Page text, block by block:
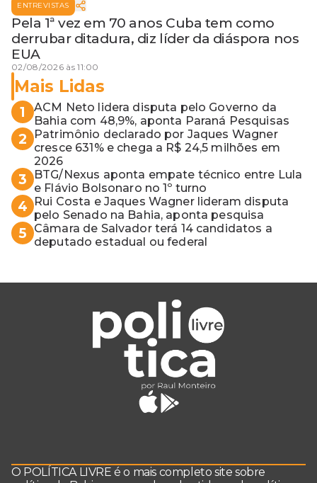
ENTREVISTAS
Pela 1ª vez em 70 anos Cuba tem como
derrubar ditadura, diz líder da diáspora nos
EUA
02/08/2026 às 11:00
Mais Lidas
1
ACM Neto lidera disputa pelo Governo da
Bahia com 48,9%, aponta Paraná Pesquisas
2
Patrimônio declarado por Jaques Wagner
cresce 631% e chega a R$ 24,5 milhões em
2026
3
BTG/Nexus aponta empate técnico entre Lula
e Flávio Bolsonaro no 1º turno
4
Rui Costa e Jaques Wagner lideram disputa
pelo Senado na Bahia, aponta pesquisa
5
Câmara de Salvador terá 14 candidatos a
deputado estadual ou federal
O POLÍTICA LIVRE é o mais completo site sobre